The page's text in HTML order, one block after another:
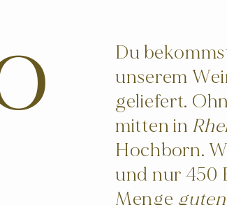
Du
unserem
geliefert.
mitten in
Hochborn.
und nur 450
Menge